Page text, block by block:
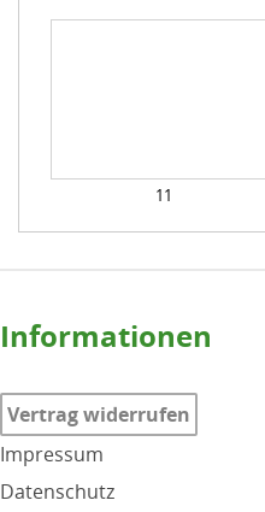
11
Informationen
Vertrag widerrufen
Impressum
Datenschutz